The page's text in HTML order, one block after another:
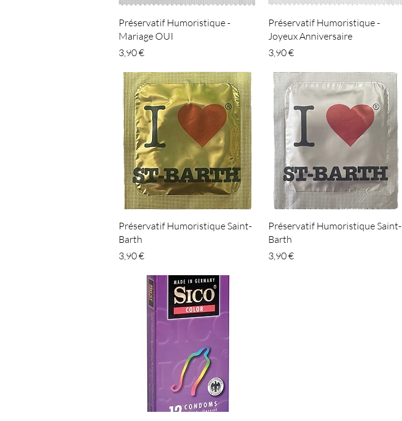
Aperçu rapide
Préservatif Humoristique -
Mariage OUI
Prix
3,90 €
Aperçu rapide
Préservatif Humoristique -
Joyeux Anniversaire
Prix
3,90 €
Aperçu rapide
Préservatif Humoristique Saint-
Barth
Prix
3,90 €
Aperçu rapide
Préservatif Humoristique Saint-
Barth
Prix
3,90 €